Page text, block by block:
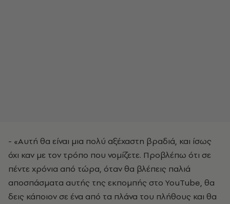
- «Αυτή θα είναι μια πολύ αξέχαστη βραδιά, και ίσως
όχι καν με τον τρόπο που νομίζετε. Προβλέπω ότι σε
πέντε χρόνια από τώρα, όταν θα βλέπεις παλιά
αποσπάσματα αυτής της εκπομπής στο YouTube, θα
δεις κάποιον σε ένα από τα πλάνα του πλήθους και θα